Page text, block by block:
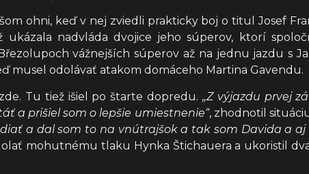
ohni, keď v nej zviedli prakticky boj o titul Josef
ukázala nadvláda dvojice jeho súperov, ktorí
vážnejších súperov až na jednu jazdu s
musel odolávať atakom domáceho Martina Gavendu.
Tu tiež išiel po štarte dopredu. „Z výjazdu prvej
a prišiel som o lepšie umiestnenie“, zhodnotil
a dal som to na vnútrajšok a tak som Davida a aj
mohutnému tlaku Hynka Štichauera a ukoristil